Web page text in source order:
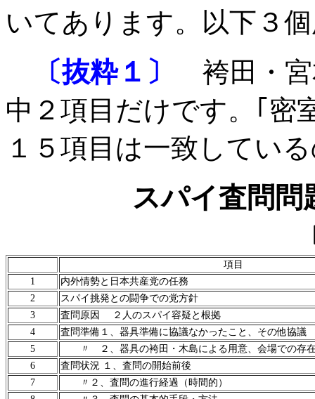
いてあります。以下３
〔抜粋１〕 袴田・
中２項目だけです。｢密
１５項目は一致してい
スパイ査問問
項目
1
内外情勢と日本共産党の任務
2
スパイ挑発との闘争での党方針
3
査問原因 ２人のスパイ容疑と根拠
4
査問準備１、器具準備に協議なかったこと、その他協議
5
〃 ２、器具の袴田・木島による用意、会場での存
6
査問状況 １、査問の開始前後
7
〃２、査問の進行経過（時間的）